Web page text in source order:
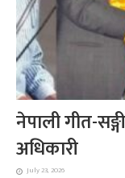
नेपाली गीत-
अधिकारी
July 23, 2026